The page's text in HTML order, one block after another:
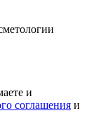
и
соглашения и